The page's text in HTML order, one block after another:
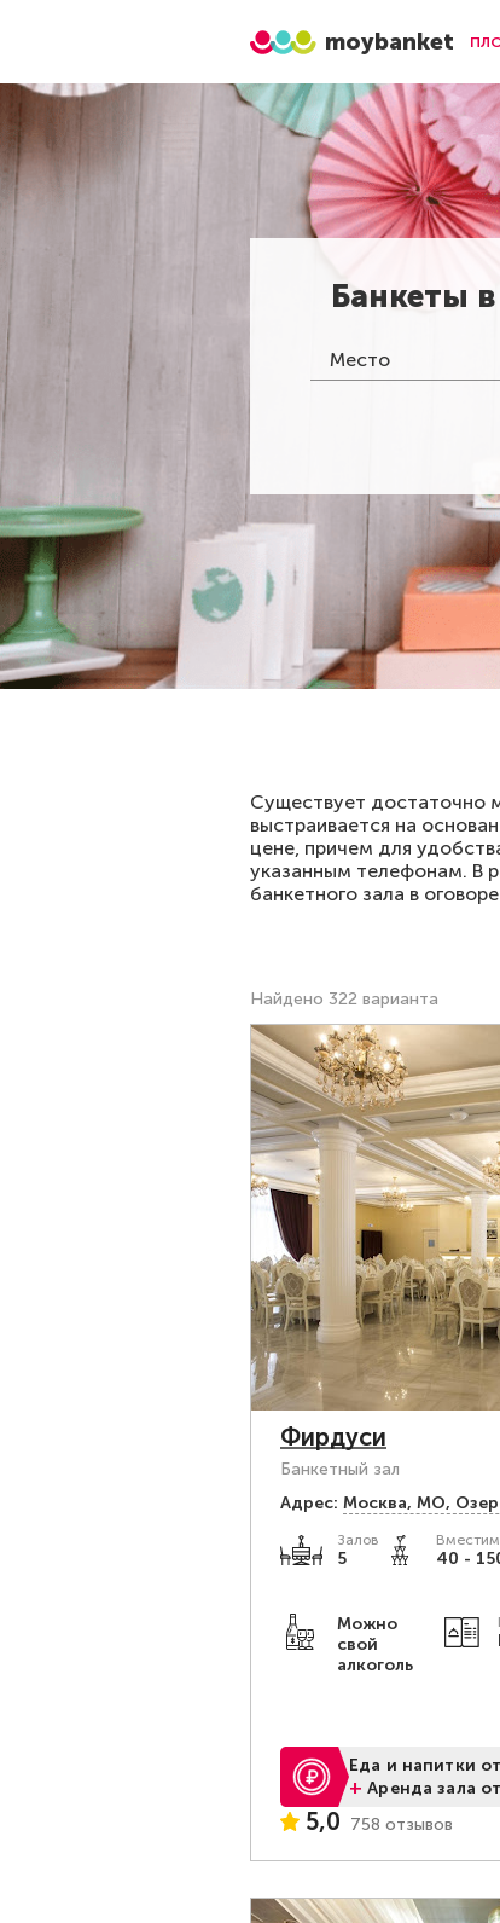
moybanket
Банкеты в
Место
Существует достаточно
выстраивается на
цене, причем для
указанным телефонам. В
банкетного зала в
Найдено 322 варианта
Фирдуси
Банкетный зал
Адрес: Москва, МО,
Залов
5 40 -
Можно
свой
алкоголь
Еда и напитки
+Аренда зала
5,0 758 отзывов